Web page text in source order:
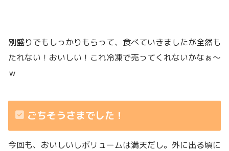
別盛りでもしっかりもらって、食べていきましたが全然も
たれない！おいしい！これ冷凍で売ってくれないかなぁ〜
ｗ
ごちそうさまでした！
今回も、おいしいしボリュームは満天だし。外に出る頃に